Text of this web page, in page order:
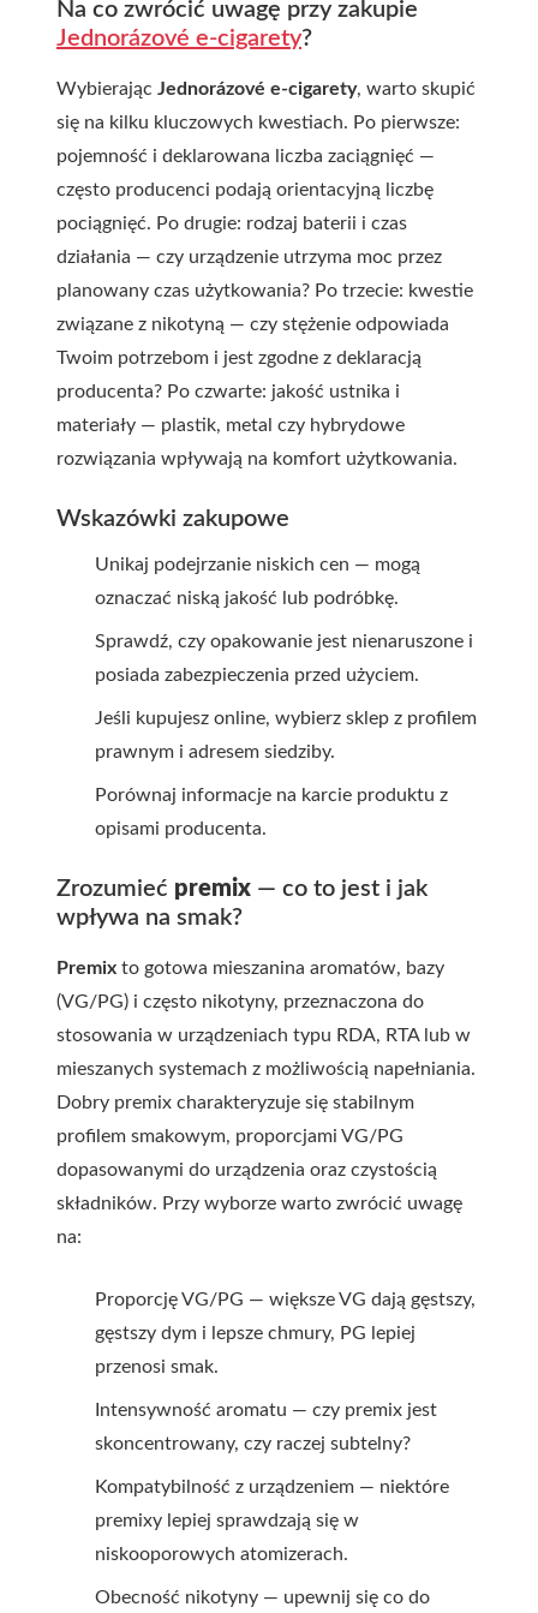
Na co zwrócić uwagę przy zakupie
Jednorázové e-cigarety?
Wybierając Jednorázové e-cigarety, warto skupić
się na kilku kluczowych kwestiach. Po pierwsze:
pojemność i deklarowana liczba zaciągnięć —
często producenci podają orientacyjną liczbę
pociągnięć. Po drugie: rodzaj baterii i czas
działania — czy urządzenie utrzyma moc przez
planowany czas użytkowania? Po trzecie: kwestie
związane z nikotyną — czy stężenie odpowiada
Twoim potrzebom i jest zgodne z deklaracją
producenta? Po czwarte: jakość ustnika i
materiały — plastik, metal czy hybrydowe
rozwiązania wpływają na komfort użytkowania.
Wskazówki zakupowe
Unikaj podejrzanie niskich cen — mogą
oznaczać niską jakość lub podróbkę.
Sprawdź, czy opakowanie jest nienaruszone i
posiada zabezpieczenia przed użyciem.
Jeśli kupujesz online, wybierz sklep z profilem
prawnym i adresem siedziby.
Porównaj informacje na karcie produktu z
opisami producenta.
Zrozumieć premix — co to jest i jak
wpływa na smak?
Premix to gotowa mieszanina aromatów, bazy
(VG/PG) i często nikotyny, przeznaczona do
stosowania w urządzeniach typu RDA, RTA lub w
mieszanych systemach z możliwością napełniania.
Dobry premix charakteryzuje się stabilnym
profilem smakowym, proporcjami VG/PG
dopasowanymi do urządzenia oraz czystością
składników. Przy wyborze warto zwrócić uwagę
na:
Proporcję VG/PG — większe VG dają gęstszy,
gęstszy dym i lepsze chmury, PG lepiej
przenosi smak.
Intensywność aromatu — czy premix jest
skoncentrowany, czy raczej subtelny?
Kompatybilność z urządzeniem — niektóre
premixy lepiej sprawdzają się w
niskooporowych atomizerach.
Obecność nikotyny — upewnij się co do